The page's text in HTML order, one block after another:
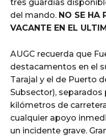
tres guardias
del mando. NO SE HA
VACANTE EN EL
AUGC recuerda que
destacamentos en el
Tarajal y el de Puerto
Subsector),
kilómetros de
cualquier apoyo
un incidente grave.